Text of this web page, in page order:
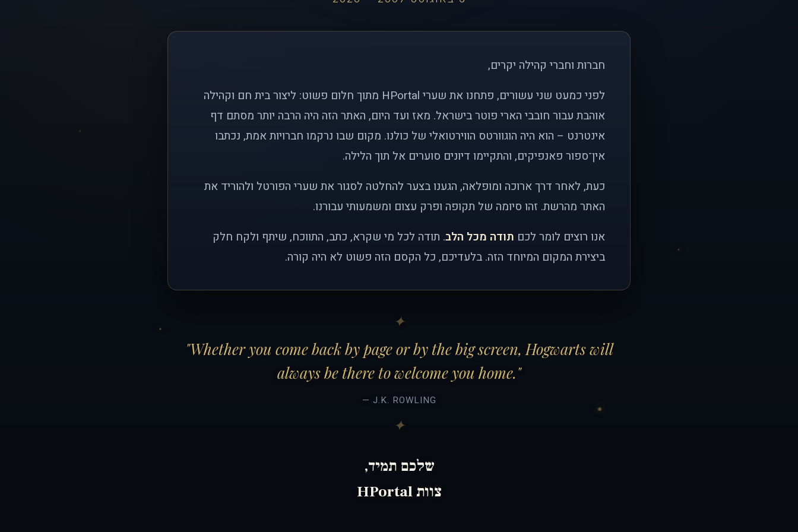
חברות וחברי קהילה יקרים,
לפני כמעט שני עשורים, פתחנו את שערי HPortal מתוך חלום פשוט: ליצור בית חם וקהילה
אוהבת עבור חובבי הארי פוטר בישראל. מאז ועד היום, האתר הזה היה הרבה יותר מסתם דף
אינטרנט – הוא היה הוגוורטס הווירטואלי של כולנו. מקום שבו נרקמו חברויות אמת, נכתבו
אין־ספור פאנפיקים, והתקיימו דיונים סוערים אל תוך הלילה.
כעת, לאחר דרך ארוכה ומופלאה, הגענו בצער להחלטה לסגור את שערי הפורטל ולהוריד את
האתר מהרשת. זהו סיומה של תקופה ופרק עצום ומשמעותי עבורנו.
אנו רוצים לומר לכם תודה מכל הלב. תודה לכל מי שקרא, כתב, התווכח, שיתף ולקח חלק
ביצירת המקום המיוחד הזה. בלעדיכם, כל הקסם הזה פשוט לא היה קורה.
"Whether you come back by page or by the big screen, Hogwarts will
always be there to welcome you home."
— J.K. ROWLING
שלכם תמיד,
צוות HPortal